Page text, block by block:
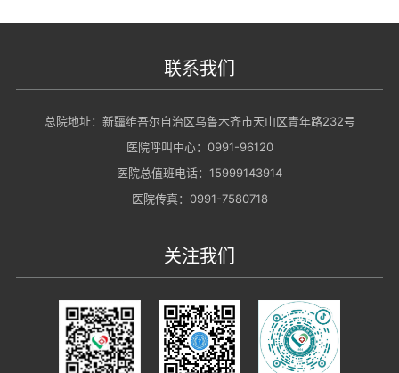
联系我们
总院地址：新疆维吾尔自治区乌鲁木齐市天山区青年路232号
医院呼叫中心：0991-96120
医院总值班电话：15999143914
医院传真：0991-7580718
关注我们